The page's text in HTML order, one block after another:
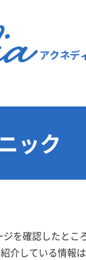
ック
を確認したと
介している情報